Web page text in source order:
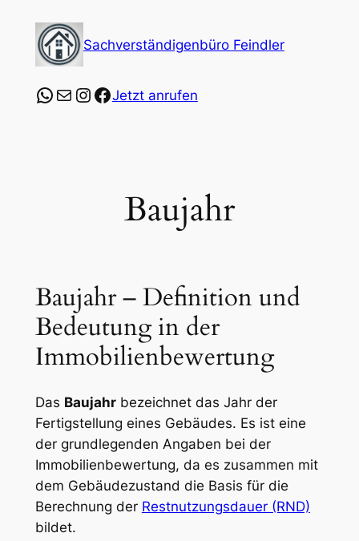
Inhalt
springen
Sachverständigenbüro Feindler
https://wa.me/
E-MailInstagram
Facebook
Jetzt anrufen
Baujahr
Baujahr – Definition und
Bedeutung in der
Immobilienbewertung
Das Baujahrbezeichnet das Jahr der
Fertigstellung eines Gebäudes. Es ist eine
der grundlegenden Angaben bei der
Immobilienbewertung, da es zusammen mit
dem Gebäudezustand die Basis für die
Berechnung der Restnutzungsdauer (RND)
bildet.